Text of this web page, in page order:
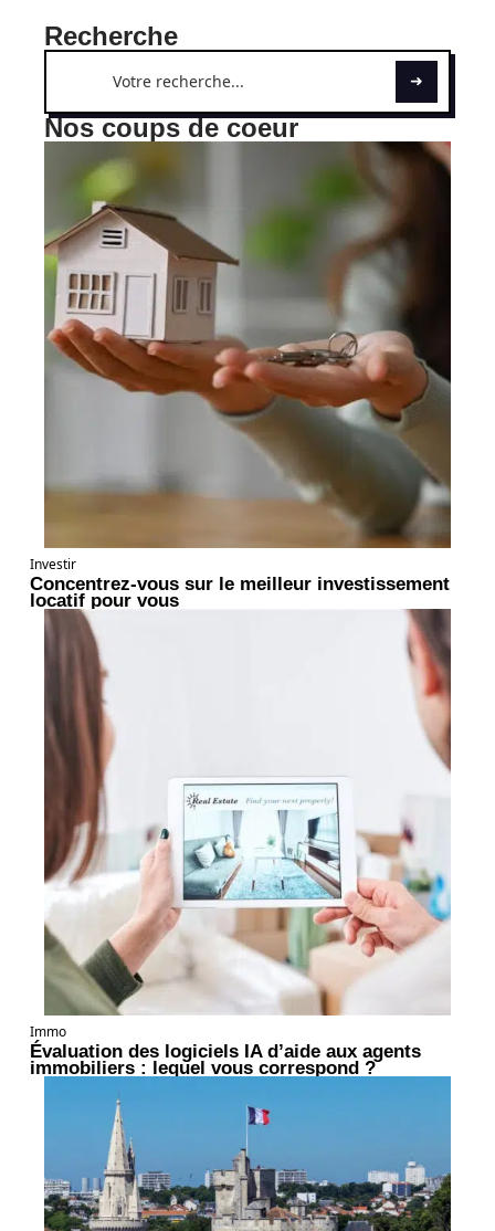
Recherche
Nos coups de coeur
Investir
Concentrez-vous sur le meilleur investissement
locatif pour vous
Immo
Évaluation des logiciels IA d’aide aux agents
immobiliers : lequel vous correspond ?